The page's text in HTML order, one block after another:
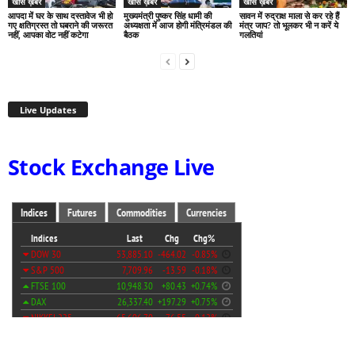
आपदा में घर के साथ दस्तावेज भी हो
गए क्षतिग्रस्त तो घबराने की जरूरत
नहीं, आपका वोट नहीं कटेगा
मुख्यमंत्री पुष्कर सिंह धामी की
अध्यक्षता में आज होगी मंत्रिमंडल की
बैठक
सावन में रुद्राक्ष माला से कर रहे हैं
मंत्र जाप? तो भूलकर भी न करें ये
गलतियां
Live Updates
Stock Exchange Live